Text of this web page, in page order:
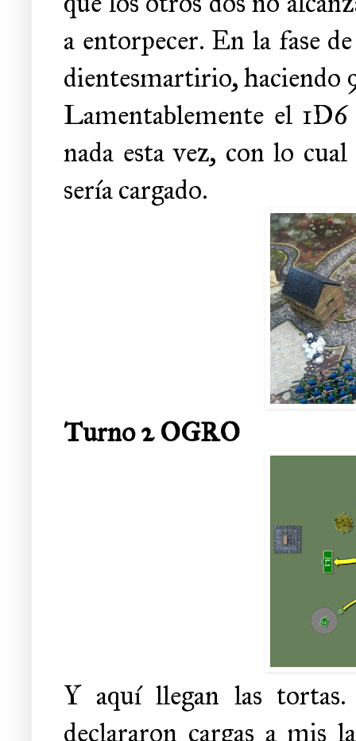
a entorpecer. En la fase
dientesmartirio, haciendo
Lamentablemente el
nada esta vez, con lo
sería cargado.
Turno 2 OGRO
Y aquí llegan las
declararon cargas a mis